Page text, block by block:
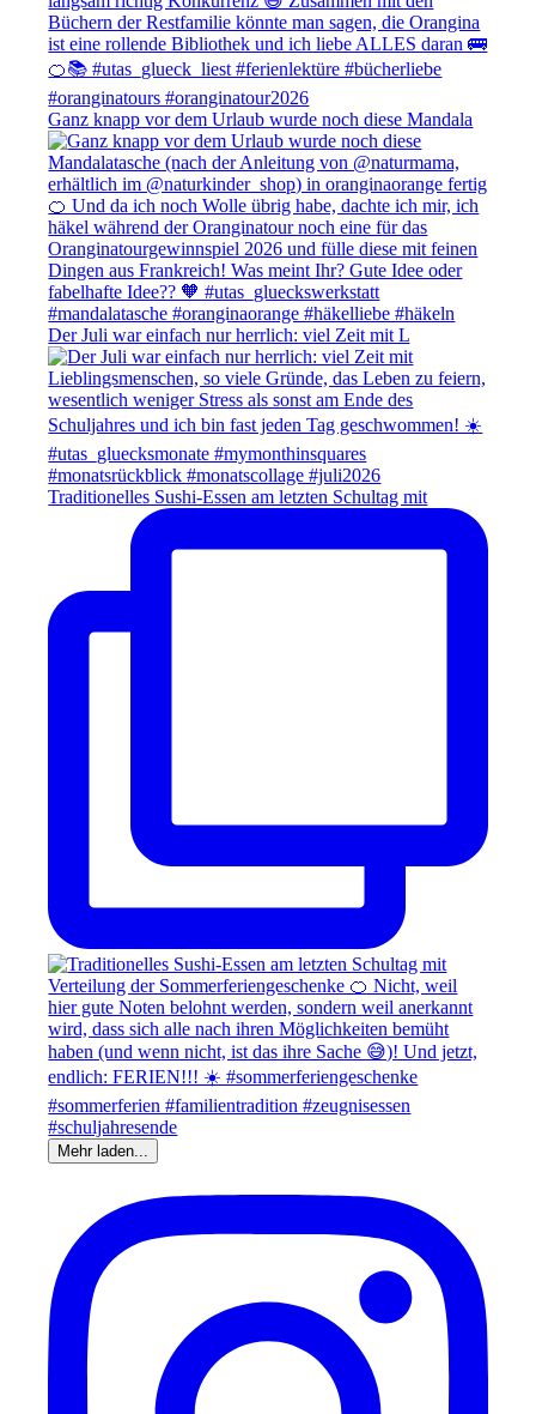
Ganz knapp vor dem Urlaub wurde noch diese Mandala
Der Juli war einfach nur herrlich: viel Zeit mit L
Traditionelles Sushi-Essen am letzten Schultag mit
Mehr laden...